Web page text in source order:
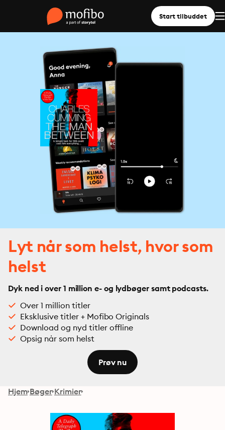
Start tilbuddet
Lyt når som helst, hvor som
helst
Dyk ned i over 1 million e- og lydbøger samt podcasts.
Over 1 million titler
Eksklusive titler + Mofibo Originals
Download og nyd titler offline
Opsig når som helst
Prøv nu
Hjem Bøger Krimier